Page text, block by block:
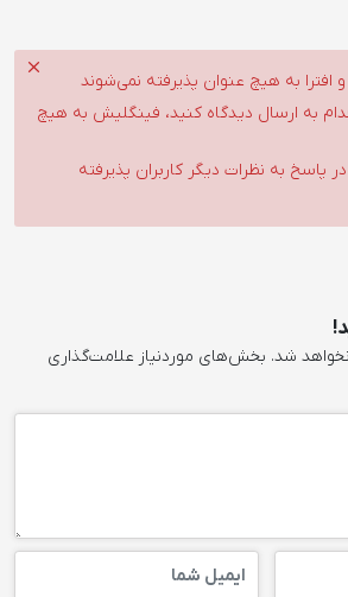
به هیچ عنوان پذیرفته نمی‌شوند
به ارسال دیدگاه کنید، فینگلیش به هیچ
در پاسخ به نظرات دیگر کاربران پذیرفته
شد. بخش‌های موردنیاز علامت‌گذاری